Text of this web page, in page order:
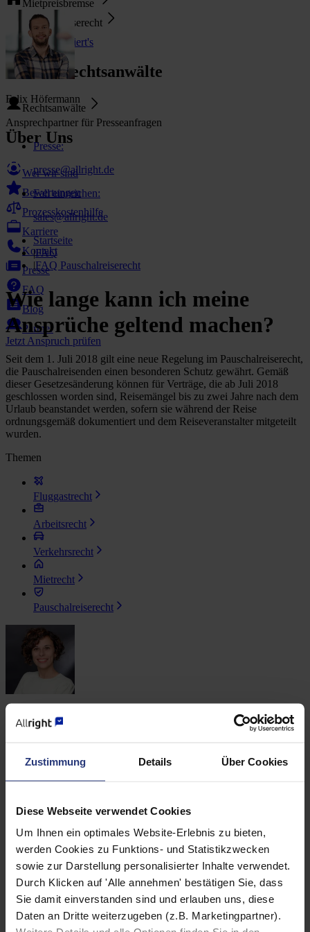
Zustimmung Details Über Cookies
Diese Webseite verwendet Cookies
Um Ihnen ein optimales Website-Erlebnis zu bieten,
werden Cookies zu Funktions- und Statistikzwecken
sowie zur Darstellung personalisierter Inhalte verwendet.
Durch Klicken auf 'Alle annehmen' bestätigen Sie, dass
Sie damit einverstanden sind und erlauben uns, diese
Daten an Dritte weiterzugeben (z.B. Marketingpartner).
Mietpreisbremse
Pauschalreiserecht
So funktioniert's
Unsere Rechtsanwälte
Rechtsanwälte
Über Uns
Wer wir sind
Bewertungen
Prozesskostenhilfe
Karriere
Kontakt
Presse
FAQ
Blog
Partner
Jetzt Anspruch prüfen
Felix Höfermann
Ansprechpartner für Presseanfragen
Presse:
presse@allright.de
Fall einreichen:
sales@allright.de
Startseite
|FAQ
|FAQ Pauschalreiserecht
Wie lange kann ich meine
Ansprüche geltend machen?
Seit dem 1. Juli 2018 gilt eine neue Regelung im Pauschalreiserecht,
die Pauschalreisenden einen besonderen Schutz gewährt. Gemäß
dieser Gesetzesänderung können für Verträge, die ab Juli 2018
geschlossen worden sind, Reisemängel bis zu zwei Jahre nach dem
Urlaub beanstandet werden, sofern sie während der Reise
ordnungsgemäß dokumentiert und dem Reiseveranstalter mitgeteilt
wurden.
Themen
Fluggastrecht
Arbeitsrecht
Verkehrsrecht
Mietrecht
Pauschalreiserecht
Felix Höfermann
Ansprechpartner für Presseanfragen
presse@allright.de